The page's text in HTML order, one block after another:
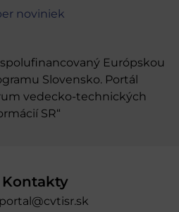
noviniek
Európskou
Slovensko. Portál
vedecko-technických
SR“
Kontakty